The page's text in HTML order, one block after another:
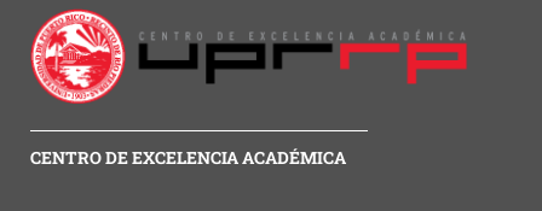
CENTRO DE EXCELENCIA ACADÉMICA